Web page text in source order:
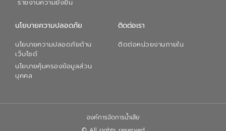
รายงานความยั่งยืน
นโยบายความปลอดภัย
นโยบายความปลอดภัยด้าน
เว็บไซต์
นโยบายคุ้มครองข้อมูลส่วน
บุคคล
ติดต่อเรา
ติดต่อหน่วยงานภายใน
องค์การจัดการน้ำเสีย